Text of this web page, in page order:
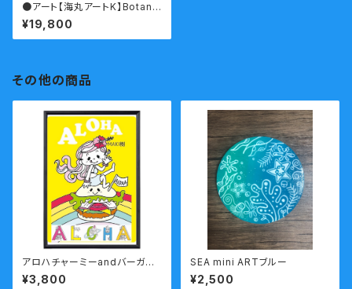
●アート【海丸アートK】Botany
painting
¥19,800
その他の商品
アロハチャーミーandバーガー
君ポスター①
¥3,800
SEA mini ARTブルー
¥2,500